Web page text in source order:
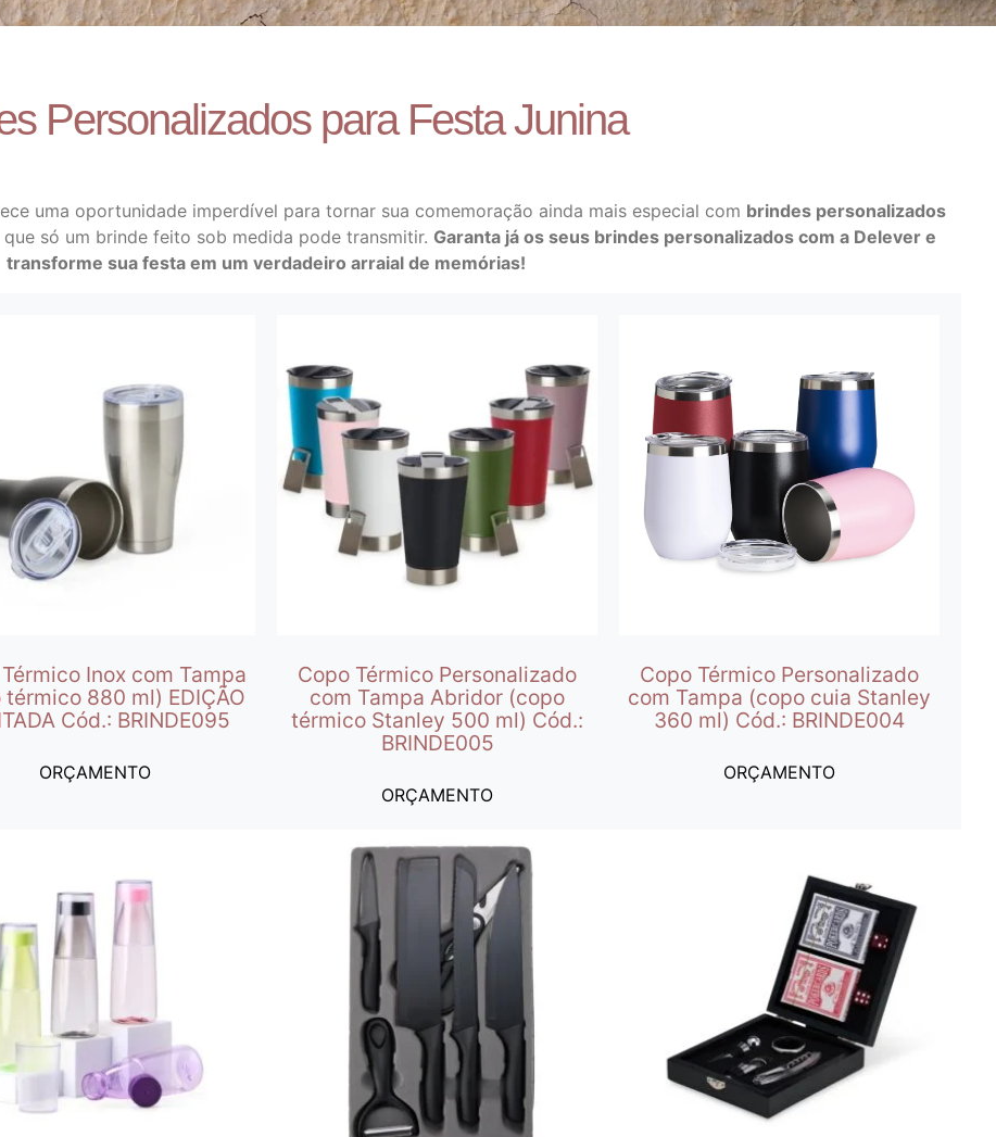
Personalizados para Festa Junina
uma oportunidade imperdível para tornar sua comemoração ainda mais especial com brindes personalizados
só um brinde feito sob medida pode transmitir. Garanta já os seus brindes personalizados com a Delever e
transforme sua festa em um verdadeiro arraial de memórias!
Inox com Tampa
térmico 880 ml) EDIÇÃO
Cód.: BRINDE095
ORÇAMENTO
Copo Térmico Personalizado
com Tampa Abridor (copo
térmico Stanley 500 ml) Cód.:
BRINDE005
ORÇAMENTO
Copo Térmico Personalizado
com Tampa (copo cuia Stanley
360 ml) Cód.: BRINDE004
ORÇAMENTO